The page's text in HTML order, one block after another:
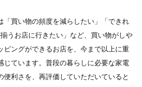
「買い物の頻度を減らしたい」「できれ
うお店に行きたい」など、買い物がしや
ピングができるお店を、今まで以上に重
じています。普段の暮らしに必要な家電
便利さを、再評価していただいていると